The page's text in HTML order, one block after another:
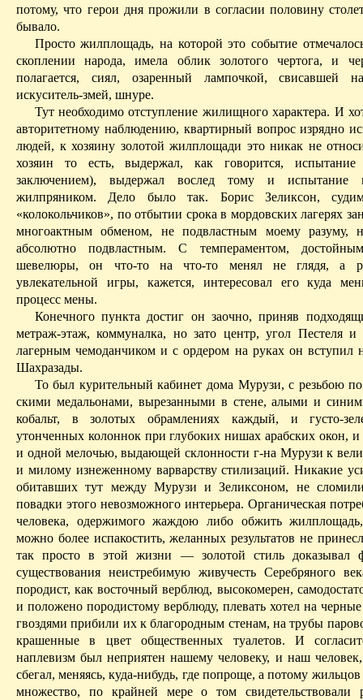
потому, что герои дня прожили в согласии половину
бывало.
Просто жилплощадь, на которой это событие
скоплении народа, имела облик золотого чертога, и
полагается, сиял, озаренный лампочкой, свисавшей
искуситель‑­змей, шнуре.
Тут необходимо отступление жилищного характера. И
авторитетному наблюдению, квартирный вопрос изрядно
людей, к хозяину золотой жилплощади это никак не
хозяин то есть, выдержал, как говорится,
заключением), выдержал вослед тому и испытание
жилпряником. Дело было так. Борис Зеликсон,
«колокольчиков», по отбытии срока в мордовских лагерях
многоактным обменом, не подвластным моему разуму,
абсолютно подвластным. С темпераментом,
шевелюры, он что‑тона что‑то менял не глядя, а
увлекательной игры, кажется, интересовал его куда
процесс мены.
Конечного пункта достиг он заочно, приняв
метраж‑этаж, коммуналка, но зато центр, угол Пестеля
лагерным чемоданчиком и с ордером на руках он вступил
Шахразады.
То был курительный кабинет дома Мурузи, с резьбою
скими медальонами, вырезанными в стене, алыми и
кобальт, в золотых обрамлениях каждый, и густо-
утонченных колоннок при глубоких нишах арабских окон,
и одной мелочью, выдающей склонности г‑на Мурузи к
и милому изнеженному варварству стилизаций. Никакие
обитавших тут между Мурузи и Зеликсоном, не
повадки этого невозможного интерьера. Органическая
человека, одержимого жаждою либо обжить
можно более испакостить, желанных результатов не
так просто в этой жизни — золотой стиль доказывал
существования неистребимую живучесть Серебряного
породист, как восточный верблюд, высокомерен,
и положено породистому верб­люду, плевать хотел на
гвоздями прибили их к благородным стенам, на трубы
крашенные в цвет общественных туалетов. И
наплевизм был неприятен нашему человеку, и наш
сбегал, меняясь, куда‑нибудь, где попроще, а потому
множество, по крайней мерео том свидетельствовали